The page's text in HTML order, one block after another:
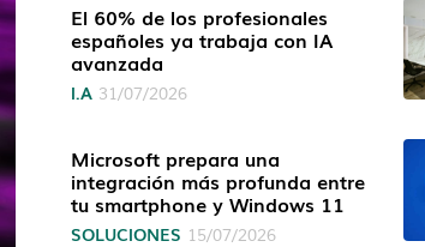
El 60% de los profesionales
españoles ya trabaja con IA
avanzada
I.A 31/07/2026
Microsoft prepara una
integración más profunda entre
tu smartphone y Windows 11
SOLUCIONES 15/07/2026